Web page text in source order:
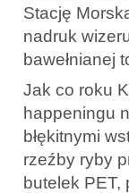
Stację
nadruk
bawełnianej
Jak co roku
happeningu
błękitnymi
rzeźby ryby
butelek PET,